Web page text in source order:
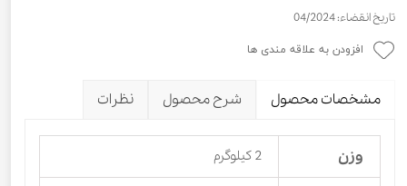
تاریخ انقضاء: 04/2024
افزودن به علاقه مندی ها
مشخصات محصول شرح محصول نظرات
وزن 2 کیلوگرم